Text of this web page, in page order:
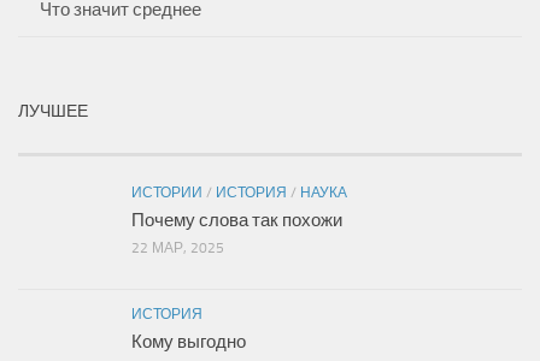
Что значит среднее
ЛУЧШЕЕ
ИСТОРИИ / ИСТОРИЯ / НАУКА
Почему слова так похожи
22 МАР, 2025
ИСТОРИЯ
Кому выгодно